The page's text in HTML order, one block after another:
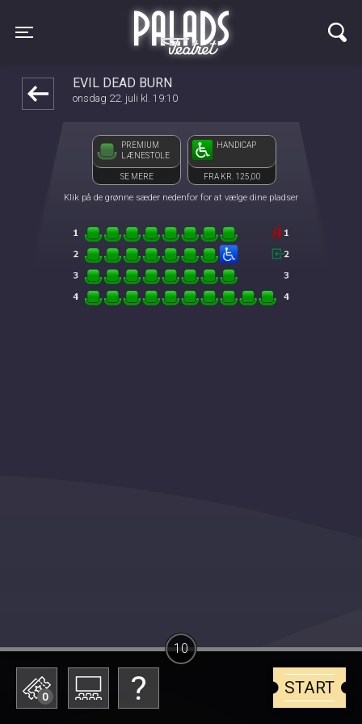
Toggle navigation
Palads Teatret
EVIL DEAD BURN
onsdag 22. juli kl. 19:10
PREMIUM
LÆNESTOLE
SE MERE
HANDICAP
FRA KR. 125,00
Klik på de grønne sæder nedenfor for at vælge dine pladser
0 START
10
front03-cc 100955